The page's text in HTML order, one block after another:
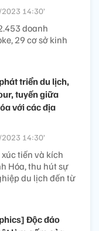
14:30’
doanh
29 cơ sở kinh
triển du lịch,
tuyến giữa
với các địa
14:30’
tiến và kích
Hóa, thu hút sự
du lịch đến từ
Độc đáo